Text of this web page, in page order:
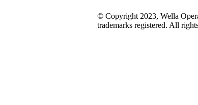
© Copyright 2023, Wella
trademarks registered. All